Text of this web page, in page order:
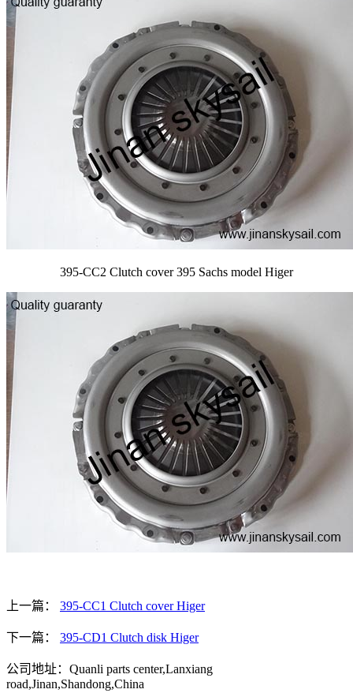
395-CC2 Clutch cover 395 Sachs model Higer
上一篇： 395-CC1 Clutch cover Higer
下一篇： 395-CD1 Clutch disk Higer
公司地址：Quanli parts center,Lanxiang
road,Jinan,Shandong,China